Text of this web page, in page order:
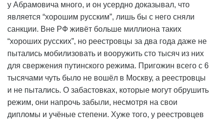
у Абрамовича много, и он усердно доказывал, что
является “хорошим русским”, лишь бы с него сняли
санкции. Вне РФ живёт больше миллиона таких
“хороших русских”, но реестровцы за два года даже не
пытались мобилизовать и вооружить сто тысяч из них
для свержения путинского режима. Пригожин всего с 6
тысячами чуть было не вошёл в Москву, а реестровцы
и не пытались. О забастовках, которые могут обрушить
режим, они напрочь забыли, несмотря на свои
дипломы и учёные степени. Хуже того, у реестровцев